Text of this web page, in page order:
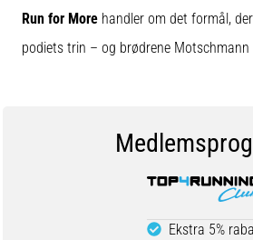
Run for More handler om det formål,
podiets trin – og brødrene Motschmann
Ekstra 5%